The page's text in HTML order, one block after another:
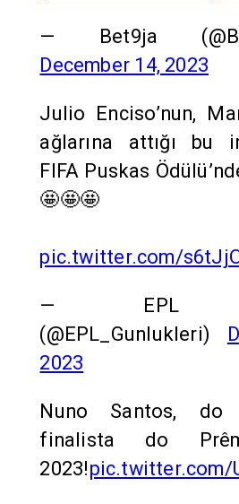
— Bet9ja
December 14, 2023
Julio Enciso’nun,
ağlarına attığı bu
FIFA Puskas
🤩🤩🤩
pic.twitter.com/
— EPL
(@EPL_Gunlukleri)
2023
Nuno Santos, do
finalista do
2023!pic.twitter.com/